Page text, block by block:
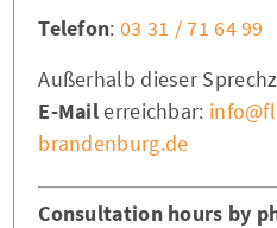
Telefon: 03 31 / 71 64 99
Außerhalb dieser
E-Mailerreichbar:
brandenburg.de
Consultation hours by